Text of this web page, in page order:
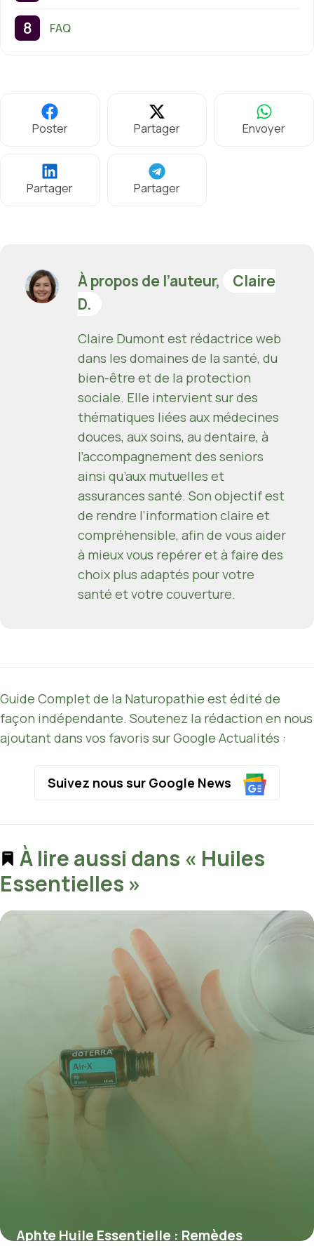
FAQ
Poster Partager Envoyer
Partager Partager
À propos de l’auteur,
Claire
D.
Claire Dumont est rédactrice web
dans les domaines de la santé, du
bien-être et de la protection
sociale. Elle intervient sur des
thématiques liées aux médecines
douces, aux soins, au dentaire, à
l’accompagnement des seniors
ainsi qu’aux mutuelles et
assurances santé. Son objectif est
de rendre l’information claire et
compréhensible, afin de vous aider
à mieux vous repérer et à faire des
choix plus adaptés pour votre
santé et votre couverture.
Guide Complet de la Naturopathie est édité de
façon indépendante. Soutenez la rédaction en nous
ajoutant dans vos favoris sur Google Actualités :
Suivez nous sur Google News
À lire aussi dans « Huiles
Essentielles »
Aphte Huile Essentielle : Remèdes